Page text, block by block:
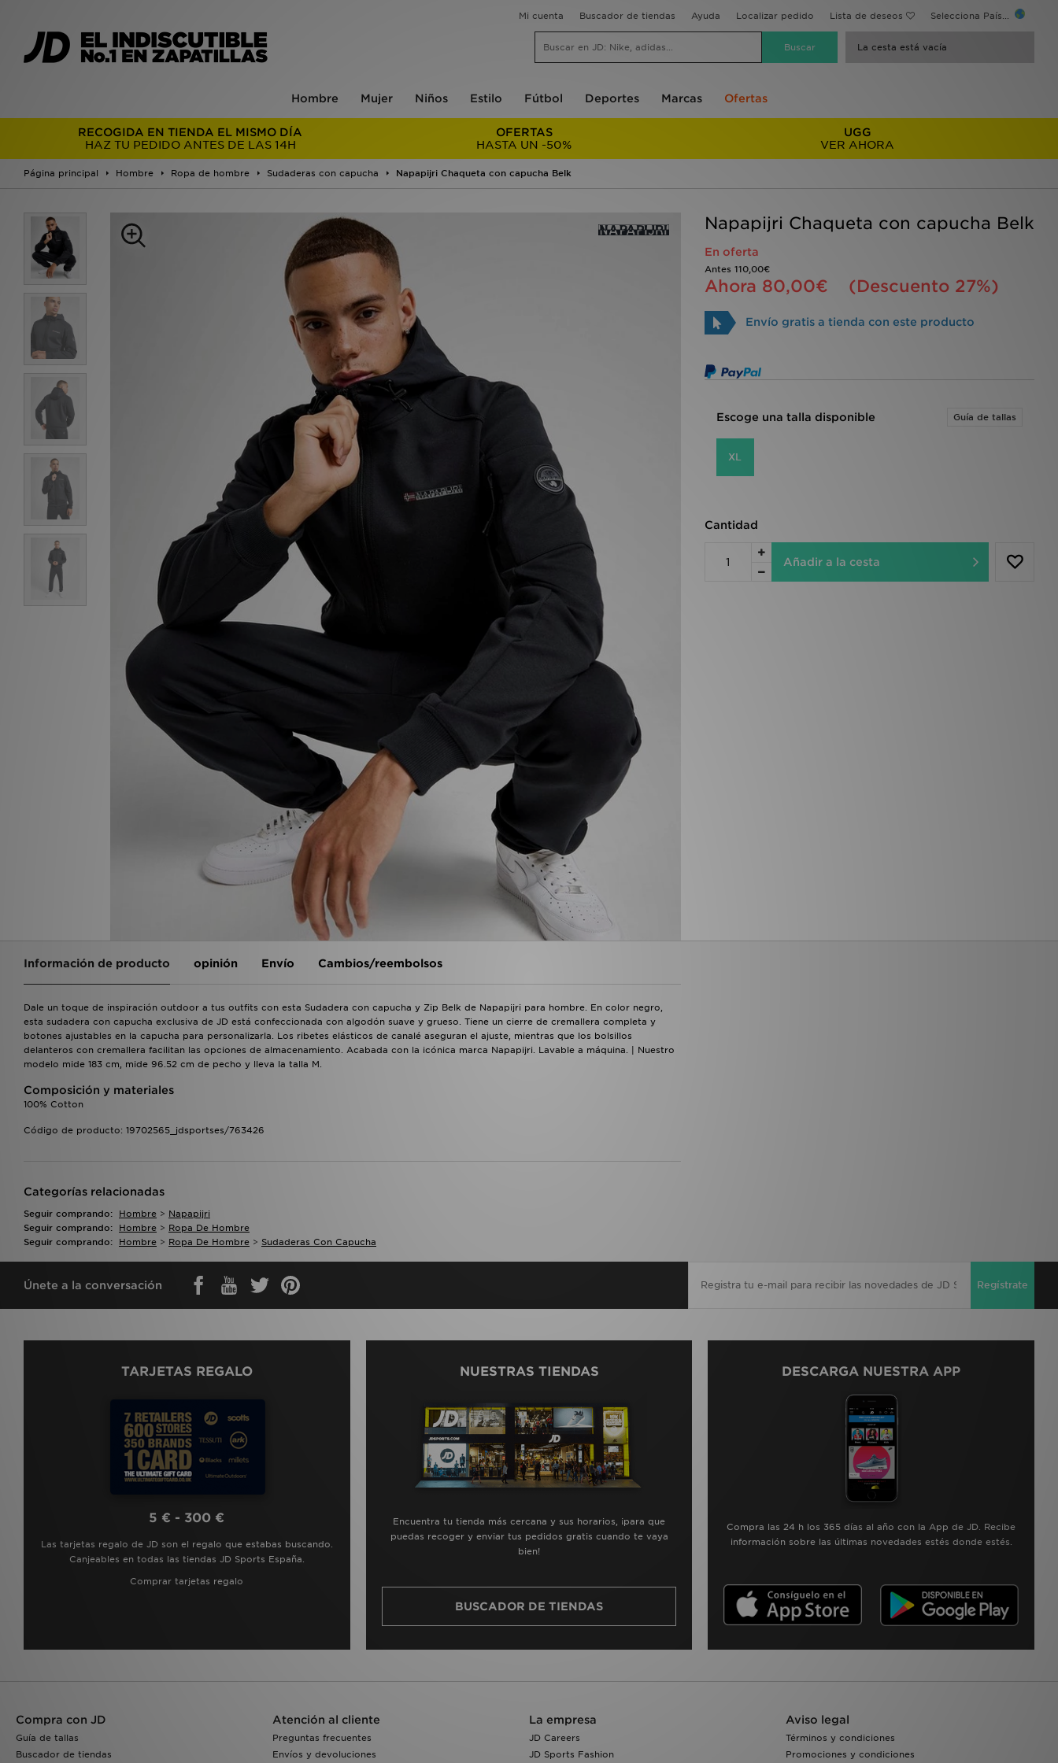
Mi cuenta Buscador de tiendas Ayuda Localizar pedido Lista de deseos Selecciona País...
La cesta está vacía
Hombre Mujer Niños Estilo Fútbol Deportes Marcas Ofertas
RECOGIDA EN TIENDA EL MISMO DÍA
HAZ TU PEDIDO ANTES DE LAS 14H
OFERTAS
HASTA UN -50%
UGG
VER AHORA
Página principal Hombre Ropa de hombre Sudaderas con capucha Napapijri Chaqueta con capucha Belk
Napapijri Chaqueta con capucha Belk
En oferta
Antes 110,00€
Ahora 80,00€ (Descuento 27%)
Envío gratis a tienda con este producto
Escoge una talla disponible Guía de tallas
XL
Cantidad
Añadir a la cesta
Información de producto opinión Envío Cambios/reembolsos
Dale un toque de inspiración outdoor a tus outfits con esta Sudadera con capucha y Zip Belk de Napapijri para hombre. En color negro,
esta sudadera con capucha exclusiva de JD está confeccionada con algodón suave y grueso. Tiene un cierre de cremallera completa y
botones ajustables en la capucha para personalizarla. Los ribetes elásticos de canalé aseguran el ajuste, mientras que los bolsillos
delanteros con cremallera facilitan las opciones de almacenamiento. Acabada con la icónica marca Napapijri. Lavable a máquina. | Nuestro
modelo mide 183 cm, mide 96.52 cm de pecho y lleva la talla M.
Composición y materiales
100% Cotton
Código de producto: 19702565_jdsportses/763426
Categorías relacionadas
Seguir comprando: Hombre > Napapijri
Seguir comprando:
Hombre > Ropa De Hombre
Seguir comprando:
Hombre > Ropa De Hombre > Sudaderas Con Capucha
Únete a la conversación Regístrate
TARJETAS REGALO
5 € - 300 €
Las tarjetas regalo de JD son el regalo que estabas buscando.
Canjeables en todas las tiendas JD Sports España.
Comprar tarjetas regalo
NUESTRAS TIENDAS
Encuentra tu tienda más cercana y sus horarios, ¡para que
puedas recoger y enviar tus pedidos gratis cuando te vaya
bien!
BUSCADOR DE TIENDAS
DESCARGA NUESTRA APP
Compra las 24 h los 365 días al año con la App de JD. Recibe
información sobre las últimas novedades estés donde estés.
Compra con JD
Guía de tallas
Buscador de tiendas
Atención al cliente
Preguntas frecuentes
Envíos y devoluciones
La empresa
JD Careers
JD Sports Fashion
Aviso legal
Términos y condiciones
Promociones y condiciones